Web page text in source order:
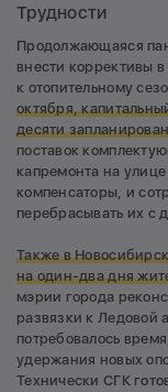
Трудности
Продолжающаяся
внести коррективы
к отопительному
октября,
десяти
поставок
капремонта на
компенсаторы, и
перебрасывать их с
Также в
на один-два дня
мэрии города
развязки к Ледовой
потребовалось
удержания новых
Технически СГК